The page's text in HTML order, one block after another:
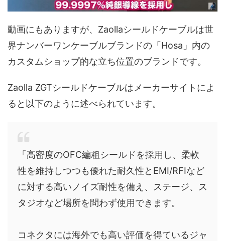
動画にもありますが、Zaollaシールドケーブルは世
界ナンバーワンケーブルブランドの「Hosa」内の
カスタムショップ的な立ち位置のブランドです。
Zaolla ZGTシールドケーブルはメーカーサイトによ
ると以下のように述べられています。
「高密度のOFC編粗シールドを採用し、柔軟
性を維持しつつも優れた耐久性とEMI/RFIなど
に対する高いノイズ耐性を備え、ステージ、ス
タジオなど場所を問わず使用できます。
コネクタには海外でも高い評価を得ているジャ